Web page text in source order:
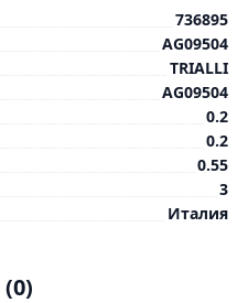
736895
AG09504
TRIALLI
AG09504
0.2
0.2
0.55
3
Италия
(0)